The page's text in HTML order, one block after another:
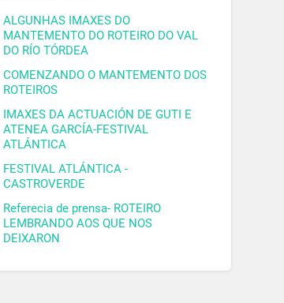
ALGUNHAS IMAXES DO
MANTEMENTO DO ROTEIRO DO VAL
DO RÍO TÓRDEA
COMENZANDO O MANTEMENTO DOS
ROTEIROS
IMAXES DA ACTUACIÓN DE GUTI E
ATENEA GARCÍA-FESTIVAL
ATLÁNTICA
FESTIVAL ATLÁNTICA -
CASTROVERDE
Referecia de prensa- ROTEIRO
LEMBRANDO AOS QUE NOS
DEIXARON